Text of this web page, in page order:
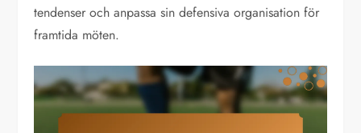
tendenser och anpassa sin defensiva organisation för
framtida möten.